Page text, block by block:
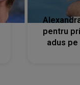
pentru
adus